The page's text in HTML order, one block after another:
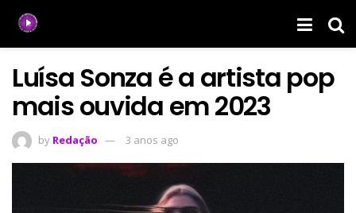
Luísa Sonza é a artista pop
mais ouvida em 2023
by Redação 3 anos ago